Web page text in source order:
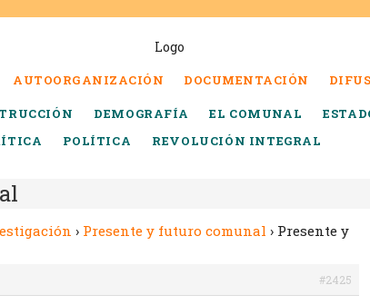
AUTOORGANIZACIÓN DOCUMENTACIÓN
DEMOGRAFÍA EL COMUNAL
POLÍTICA
REVOLUCIÓN INTEGRAL
› Presente y futuro comunal › Presente y
#2425